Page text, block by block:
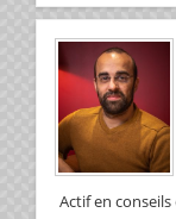
Actif en